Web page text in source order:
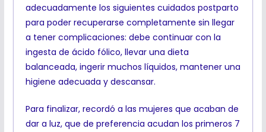
adecuadamente los siguientes cuidados postparto
para poder recuperarse completamente sin llegar
a tener complicaciones: debe continuar con la
ingesta de ácido fólico, llevar una dieta
balanceada, ingerir muchos líquidos, mantener una
higiene adecuada y descansar.
Para finalizar, recordó a las mujeres que acaban de
dar a luz, que de preferencia acudan los primeros 7